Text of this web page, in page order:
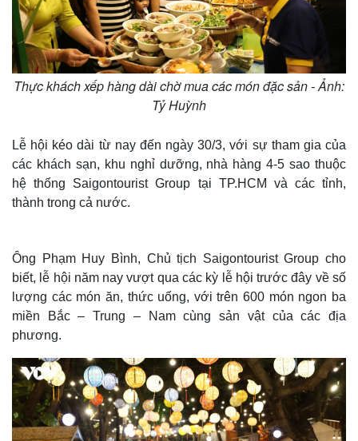
Thực khách xếp hàng dài chờ mua các món đặc sản - Ảnh:
Tỷ Huỳnh
Lễ hội kéo dài từ nay đến ngày 30/3, với sự tham gia của
các khách sạn, khu nghỉ dưỡng, nhà hàng 4-5 sao thuộc
hệ thống Saigontourist Group tại TP.HCM và các tỉnh,
thành trong cả nước.
Ông Phạm Huy Bình, Chủ tịch Saigontourist Group cho
biết, lễ hội năm nay vượt qua các kỳ lễ hội trước đây về số
lượng các món ăn, thức uống, với trên 600 món ngon ba
miền Bắc – Trung – Nam cùng sản vật của các địa
phương.